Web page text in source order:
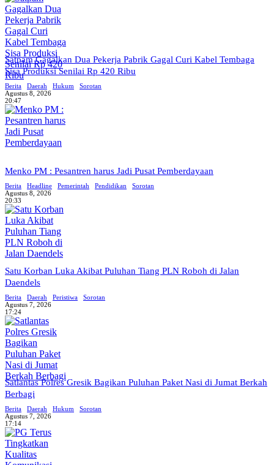
Satpam Gagalkan Dua Pekerja Pabrik Gagal Curi Kabel Tembaga
Sisa Produksi Senilai Rp 420 Ribu
Berita Daerah Hukum
Sorotan
Agustus 8, 2026
20:47
Menko PM : Pesantren harus Jadi Pusat Pemberdayaan
Berita Headline Pemerintah Pendidikan
Sorotan
Agustus 8, 2026
20:33
Satu Korban Luka Akibat Puluhan Tiang PLN Roboh di Jalan
Daendels
Berita Daerah Peristiwa
Sorotan
Agustus 7, 2026
17:24
Satlantas Polres Gresik Bagikan Puluhan Paket Nasi di Jumat Berkah
Berbagi
Berita Daerah Hukum
Sorotan
Agustus 7, 2026
17:14